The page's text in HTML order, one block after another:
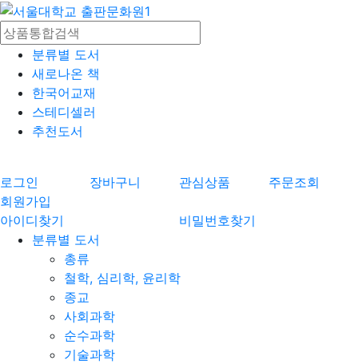
분류별 도서
새로나온 책
한국어교재
스테디셀러
추천도서
로그인 장바구니 관심상품
주문조회
회원가입
아이디찾기
비밀번호찾기
분류별 도서
총류
철학, 심리학, 윤리학
종교
사회과학
순수과학
기술과학